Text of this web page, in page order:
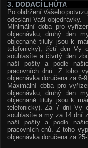
3. DODACÍ LHŮTA
Po obdržení Vašeho
odeslání Vaší objednávky.
Minimální doba pro
objednávku, druhý den
objednané tituly jsou k
telefonicky), třetí den Vy
souhlasíte a čtvrtý den
naší pošty a podle
pracovních dnů. Z toho
objednávka doručena za 6-
Maximální doba pro
objednávku, druhý den
objednané tituly jsou k
telefonicky). Za 7 dní Vy
souhlasíte a my za 14 dní
naší pošty a podle
pracovních dnů. Z toho
objednávka doručena za